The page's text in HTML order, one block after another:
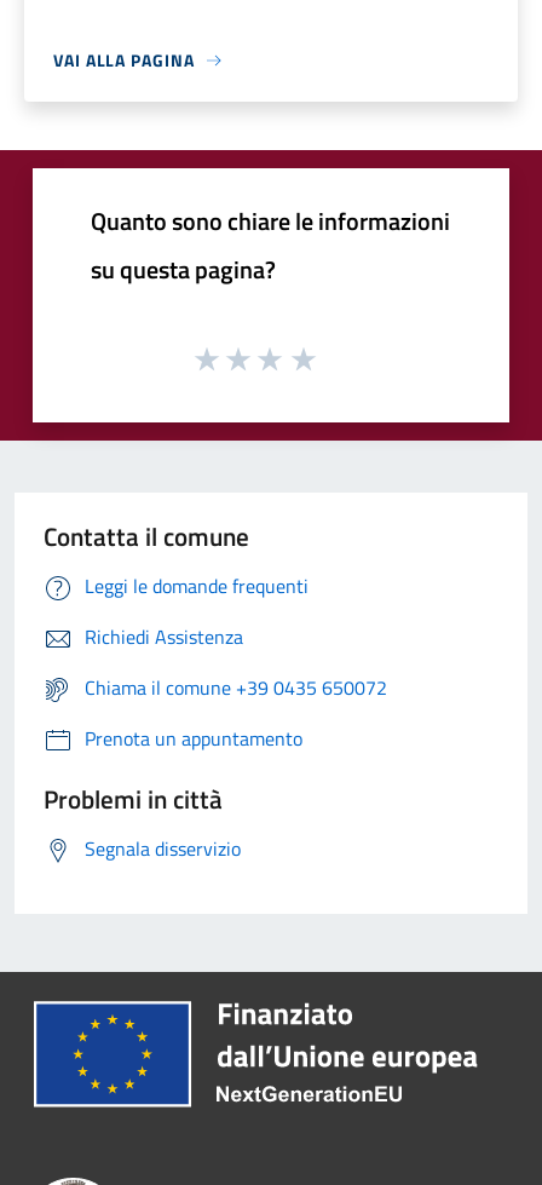
VAI ALLA PAGINA
Quanto sono chiare le informazioni
su questa pagina?
Contatta il comune
Leggi le domande frequenti
Richiedi Assistenza
Chiama il comune +39 0435 650072
Prenota un appuntamento
Problemi in città
Segnala disservizio